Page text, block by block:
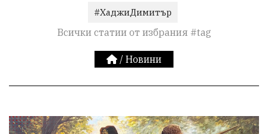
#ХаджиДимитър
Всички статии от избрания #tag
/ Новини